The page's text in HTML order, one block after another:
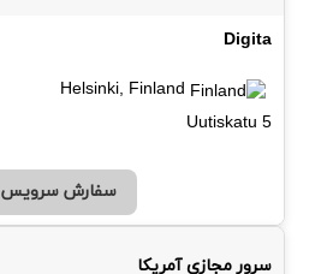
Digita
5 Uutiskatu
سفارش سرویس
سرور مجازی آمریکا